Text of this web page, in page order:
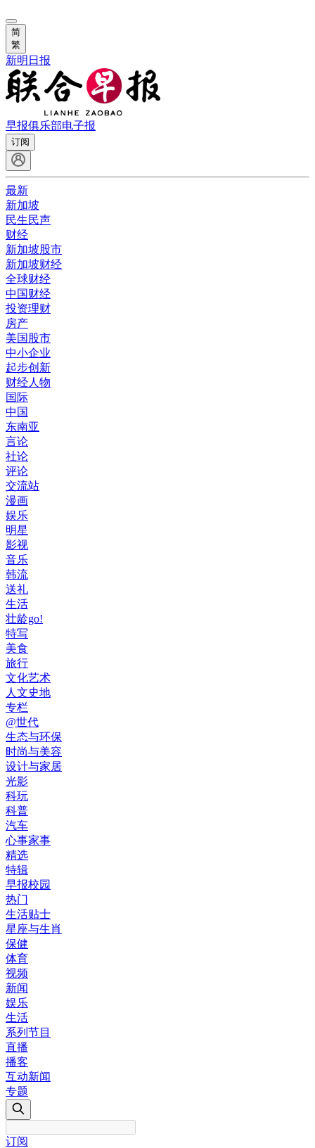
简
繁
新明日报
早报俱乐部电子报
订阅
最新
新加坡
民生民声
财经
新加坡股市
新加坡财经
全球财经
中国财经
投资理财
房产
美国股市
中小企业
起步创新
财经人物
国际
中国
东南亚
言论
社论
评论
交流站
漫画
娱乐
明星
影视
音乐
韩流
送礼
生活
壮龄go!
特写
美食
旅行
文化艺术
人文史地
专栏
@世代
生态与环保
时尚与美容
设计与家居
光影
科玩
科普
汽车
心事家事
精选
特辑
早报校园
热门
生活贴士
星座与生肖
保健
体育
视频
新闻
娱乐
生活
系列节目
直播
播客
互动新闻
专题
订阅